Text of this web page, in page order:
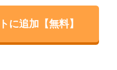
に追加【無料】